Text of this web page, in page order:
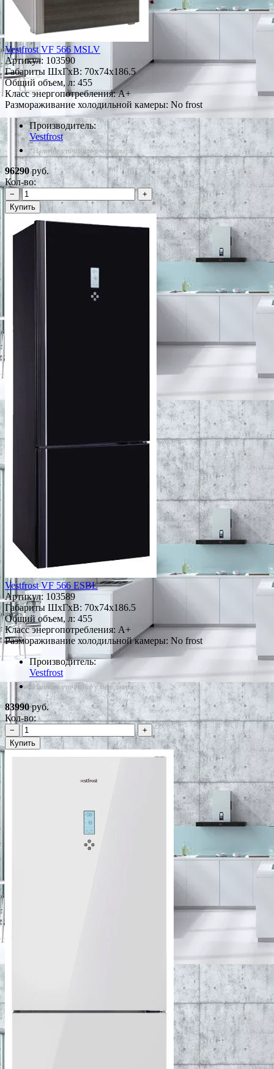
Vestfrost VF 566 MSLV
Артикул: 103590
Габариты ШxГxВ: 70x74x186.5
Общий объем, л: 455
Класс энергопотребления: A+
Размораживание холодильной камеры: No frost
Производитель:
Vestfrost
*Наличие уточняйте у менеджера
96290руб.
Кол-во:
−
+
Купить
Vestfrost VF 566 ESBL
Артикул: 103589
Габариты ШxГxВ: 70x74x186.5
Общий объем, л: 455
Класс энергопотребления: A+
Размораживание холодильной камеры: No frost
Производитель:
Vestfrost
*Наличие уточняйте у менеджера
83990руб.
Кол-во:
−
+
Купить